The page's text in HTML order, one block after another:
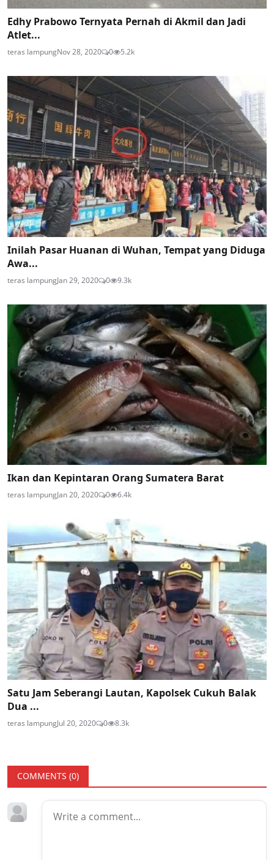
Edhy Prabowo Ternyata Pernah di Akmil dan Jadi
Atlet...
teras lampungNov 28, 2020 0 5.2k
Inilah Pasar Huanan di Wuhan, Tempat yang Diduga
Awa...
teras lampungJan 29, 2020 0 9.3k
Ikan dan Kepintaran Orang Sumatera Barat
teras lampungJan 20, 2020 0 6.4k
Satu Jam Seberangi Lautan, Kapolsek Cukuh Balak
Dua ...
teras lampungJul 20, 2020 0 8.3k
COMMENTS (0)